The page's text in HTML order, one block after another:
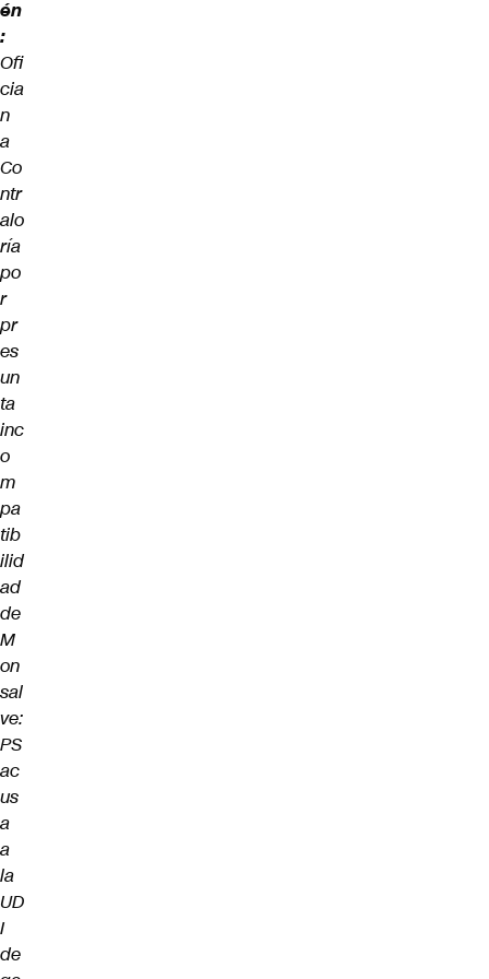
én
:
Ofi
cia
n
a
Co
ntr
alo
ría
po
r
pr
es
un
ta
inc
o
m
pa
tib
ilid
ad
de
M
on
sal
ve:
PS
ac
us
a
a
la
UD
I
de